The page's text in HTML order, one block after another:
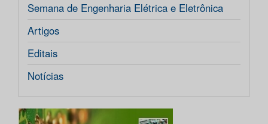
Semana de Engenharia Elétrica e Eletrônica
Artigos
Editais
Notícias